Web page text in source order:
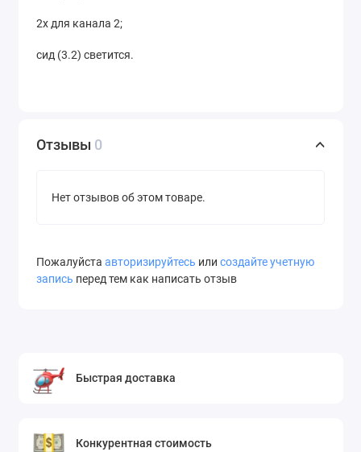
2x для канала 2;
сид (3.2) светится.
Отзывы 0
Нет отзывов об этом товаре.
Пожалуйста авторизируйтесь или создайте учетную
запись перед тем как написать отзыв
Быстрая доставка
Конкурентная стоимость